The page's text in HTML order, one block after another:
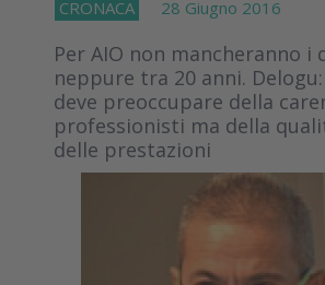
CRONACA 28 Giugno 2016
Per AIO non mancheranno i
neppure tra 20 anni.
deve preoccupare della
professionisti ma della
delle prestazioni